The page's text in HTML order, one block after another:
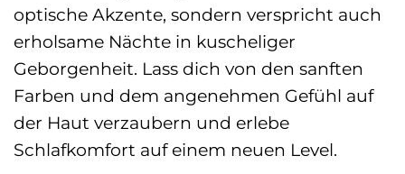
optische Akzente, sondern verspricht auch
erholsame Nächte in kuscheliger
Geborgenheit. Lass dich von den sanften
Farben und dem angenehmen Gefühl auf
der Haut verzaubern und erlebe
Schlafkomfort auf einem neuen Level.